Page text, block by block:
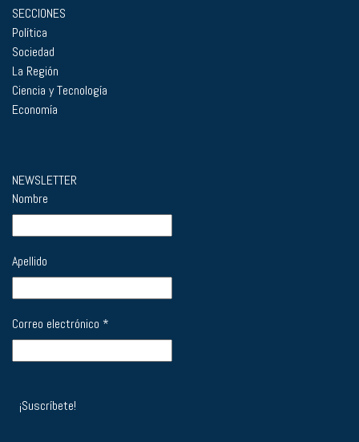
SECCIONES
Política
Sociedad
La Región
Ciencia y Tecnología
Economía
NEWSLETTER
Nombre
Apellido
Correo electrónico *